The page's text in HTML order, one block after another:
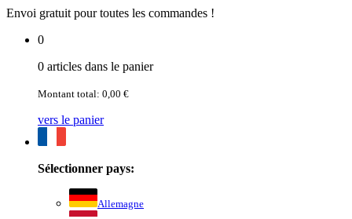
Envoi gratuit pour toutes les commandes !
0
0 articles dans le panier
Montant total: 0,00 €
vers le panier
Sélectionner pays:
Allemagne